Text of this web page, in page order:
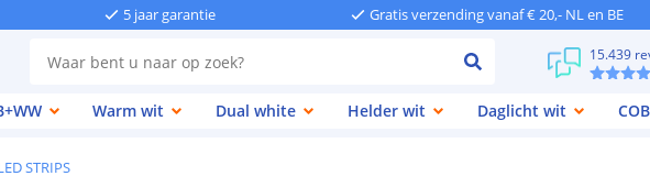
5 jaar garantie Gratis verzending vanaf € 20,- NL en BE
15.439
Warm wit Dual white Helder wit Daglicht wit COB
STRIPS